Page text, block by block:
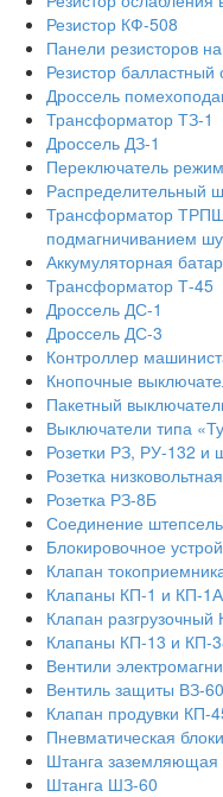
Резистор КФ-508
Панели резисторов
Резистор
Дроссель
Трансформатор ТЗ-1
Дроссель ДЗ-1
Переключатель
Распределительный
Трансформатор
подмагничиванием
Аккумуляторная
Трансформатор Т-45
Дроссель ДС-1
Дроссель ДС-3
Контроллер
Кнопочные
Пакетный
Выключатели типа
Розетки РЗ, РУ-132 и
Розетка
Розетка РЗ-8Б
Соединение
Блокировочное
Клапан
Клапаны КП-1 и КП-1А
Клапан разгрузочный
Клапаны КП-13 и КП-
Вентили
Вентиль защиты ВЗ-60
Клапан продувки КП-
Пневматическая
Штанга заземляющая
Штанга ШЗ-60